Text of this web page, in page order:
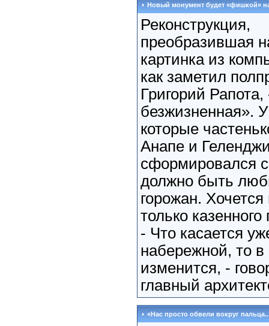
Новый монумент будет «фишкой»
Реконструкция,
преобразившая
картинка из
как заметил
Григорий Рапота,
безжизненная».
которые
Анапе и
сформировался
должно быть
горожан.
только казенного
- Что касается
набережной, то
изменится, -
главный
«Нас просто обвели вокруг